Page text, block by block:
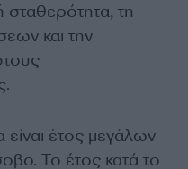
σταθερότητα, τη
και την
έτος μεγάλων
Το έτος κατά το